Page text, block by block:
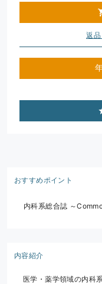
返
おすすめポイント
内科系総合誌 ～
内容紹介
医学・薬学領域の内科